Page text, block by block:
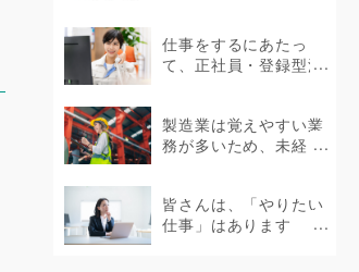
ケース...
仕事をするにあたっ
て、正社員・登録型派
ります。...
製造業は覚えやすい業
務が多いため、未経
皆さんは、「やりたい
仕事」はあります